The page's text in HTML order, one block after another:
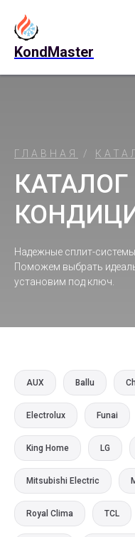
KondMaster
ГЛАВНАЯ /
КАТАЛОГ
Надежные сплит-
Поможем выбрать
установим под ключ.
AUX Ballu
Electrolux Funai
King Home LG
Mitsubishi Electric
Royal Clima TCL